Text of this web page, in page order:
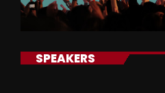
SPEAKERS